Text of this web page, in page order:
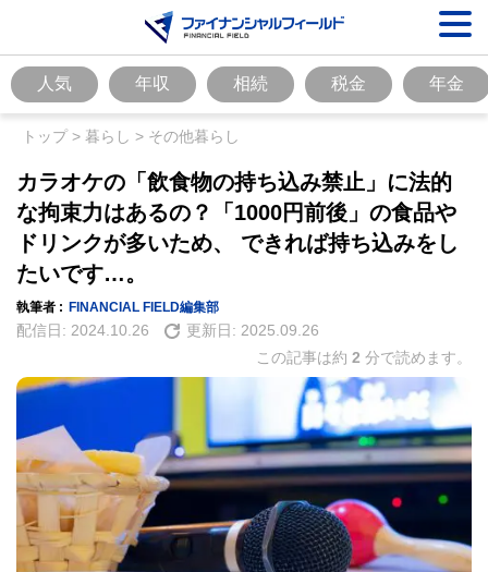
人気 年収 相続 税金 年金
トップ> 暮らし > その他暮らし
カラオケの「飲食物の持ち込み禁止」に法的
な拘束力はあるの？「1000円前後」の食品や
ドリンクが多いため、 できれば持ち込みをし
たいです…。
執筆者 : FINANCIAL FIELD編集部
配信日: 2024.10.26 更新日: 2025.09.26
この記事は約 2 分で読めます。